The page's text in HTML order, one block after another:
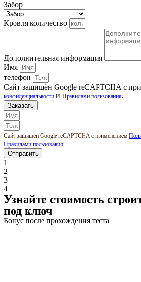
Забор
Кровля количество
Дополнительная информация
Имя
телефон
Сайт защищён Google reCAPTCHA с
конфиденциальности и Правилами пользования.
Заказать
Сайт защищён Google reCAPTCHA с применением
Правилами пользования
Отправить
1
2
3
4
Узнайте стоимость
под ключ
Бонус после прохождения теста